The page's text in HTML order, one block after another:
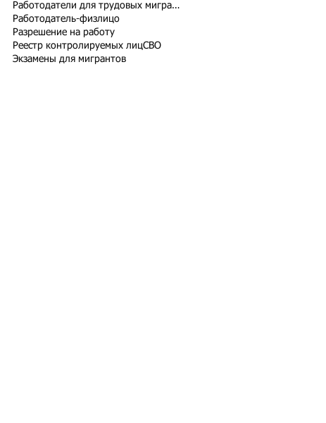
Работодатели для трудовых мигрантов
Работодатель-физлицо
Разрешение на работу
Реестр контролируемых лицСВО
Экзамены для мигрантов